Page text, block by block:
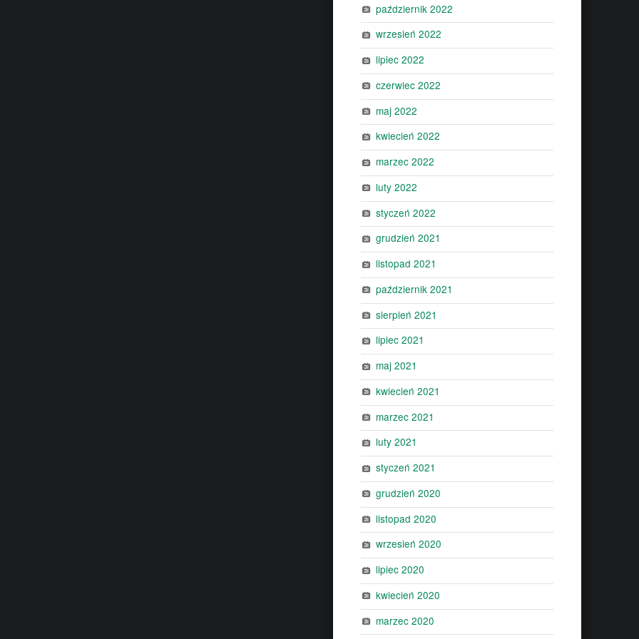
październik 2022
wrzesień 2022
lipiec 2022
czerwiec 2022
maj 2022
kwiecień 2022
marzec 2022
luty 2022
styczeń 2022
grudzień 2021
listopad 2021
październik 2021
sierpień 2021
lipiec 2021
maj 2021
kwiecień 2021
marzec 2021
luty 2021
styczeń 2021
grudzień 2020
listopad 2020
wrzesień 2020
lipiec 2020
kwiecień 2020
marzec 2020